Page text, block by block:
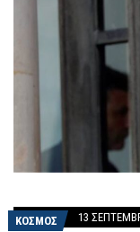
ΚΟΣΜΟΣ 13